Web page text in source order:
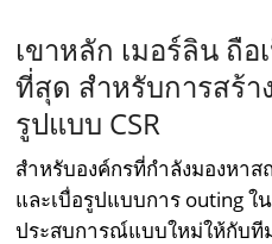
เขาหลัก เมอร์ลิน ถื
ที่สุด สำหรับการสร้
รูปแบบ CSR
สำหรับองค์กรที่กำลังมองหาส
และเบื่อรูปแบบการ outing ใ
ประสบการณ์แบบใหม่ให้กับที